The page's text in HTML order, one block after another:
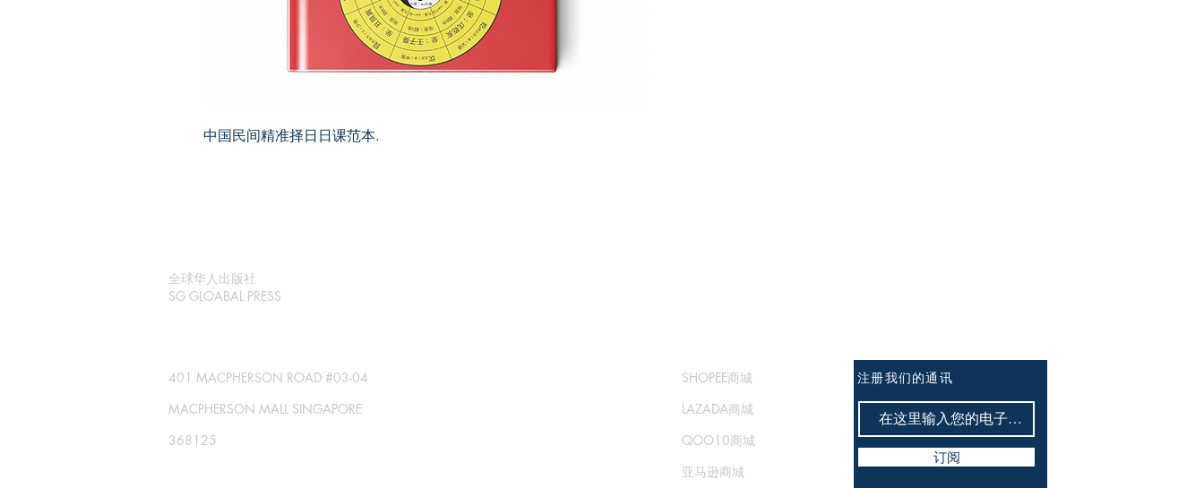
中国民间精准择日日课范本.
全球华人出版社
SG GLOABAL PRESS
401 MACPHERSON ROAD #03-04
MACPHERSON MALL SINGAPORE
368125
SHOPEE商城
LAZADA商城
QOO10商城
亚马逊商城
注册我们的通讯
订阅